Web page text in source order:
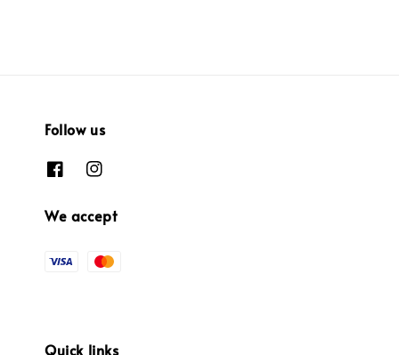
Follow us
We accept
Quick links